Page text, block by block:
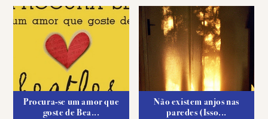
Procura-se um amor que
goste de Bea...
Não existem anjos nas
paredes (Isso...